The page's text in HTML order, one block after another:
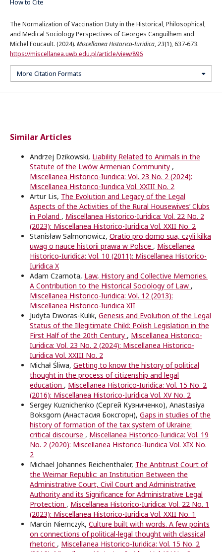
How to Cite
The Normalization of Vaccination Duty in the Historical, Philosophical,
and Medical Sociology Perspectives of Georges Canguilhem and
Michel Foucault. (2024). Miscellanea Historico-Iuridica,23(1), 637-673.
https://miscellanea.uwb.edu.pl/article/view/896
More Citation Formats
Similar Articles
Andrzej Dzikowski, Liability Related to Animals in the
Statute of the Lwów Armenian Community ,
Miscellanea Historico-Iuridica: Vol. 23 No. 2 (2024):
Miscellanea Historico-Iuridica Vol. XXIII No. 2
Artur Lis, The Evolution and Legacy of the Legal
Aspects of the Activities of the Rural Housewives’ Clubs
in Poland , Miscellanea Historico-Iuridica: Vol. 22 No. 2
(2023): Miscellanea Historico-Iuridica Vol. XXII No. 2
Stanisław Salmonowicz, Oratio pro domo sua, czyli kilka
uwag o nauce historii prawa w Polsce , Miscellanea
Historico-Iuridica: Vol. 10 (2011): Miscellanea Historico-
Iuridica X
Adam Czarnota, Law, History and Collective Memories.
A Contribution to the Historical Sociology of Law ,
Miscellanea Historico-Iuridica: Vol. 12 (2013):
Miscellanea Historico-Iuridica XII
Judyta Dworas-Kulik, Genesis and Evolution of the Legal
Status of the Illegitimate Child: Polish Legislation in the
First Half of the 20th Century , Miscellanea Historico-
Iuridica: Vol. 23 No. 2 (2024): Miscellanea Historico-
Iuridica Vol. XXIII No. 2
Michał Śliwa, Getting to know the history of political
thought in the process of citizenship and legal
education , Miscellanea Historico-Iuridica: Vol. 15 No. 2
(2016): Miscellanea Historico-Iuridica Vol. XV No. 2
Sergey Kuznichenko (Сергей Кузниченко), Anastasiya
Boksgorn (Анастасия Боксгорн), Gaps in studies of the
history of formation of the tax system of Ukraine:
critical discourse , Miscellanea Historico-Iuridica: Vol. 19
No. 2 (2020): Miscellanea Historico-Iuridica Vol. XIX No.
2
Michael Johannes Reichenthaler, The Antitrust Court of
the Weimar Republic: an Institution Between the
Administrative Court, Civil Court and Administrative
Authority and its Significance for Administrative Legal
Protection , Miscellanea Historico-Iuridica: Vol. 22 No. 1
(2023): Miscellanea Historico-Iuridica Vol. XXII No. 1
Marcin Niemczyk, Culture built with words. A few points
on connections of political-legal thought with classical
rhetoric , Miscellanea Historico-Iuridica: Vol. 15 No. 2